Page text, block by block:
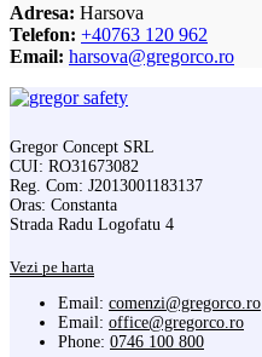
Adresa: Harsova
Telefon: +40763 120 962
Email: harsova@gregorco.ro
Gregor Concept SRL
CUI: RO31673082
Reg. Com: J2013001183137
Oras: Constanta
Strada Radu Logofatu 4
Vezi pe harta
Email: comenzi@gregorco.ro
Email: office@gregorco.ro
Phone: 0746 100 800